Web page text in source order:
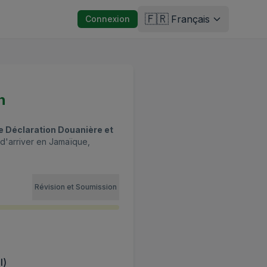
Connexion 🇫🇷 Français
Déclaration Douanière et
en Jamaïque,
Révision et Soumission